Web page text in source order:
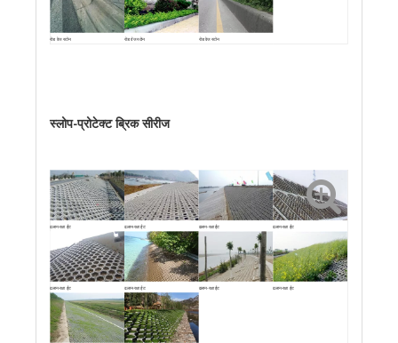
रोड वेज स्टोन रोड वेज स्टोन रोड वेज स्टोन
स्लोप-प्रोटेक्ट ब्रिक सीरीज
ढलान-रक्षा ईंट ढलान-रक्षा ईंट ढलान-रक्षा ईंट ढलान-रक्षा ईंट
ढलान-रक्षा ईंट ढलान-रक्षा ईंट ढलान-रक्षा ईंट ढलान-रक्षा ईंट